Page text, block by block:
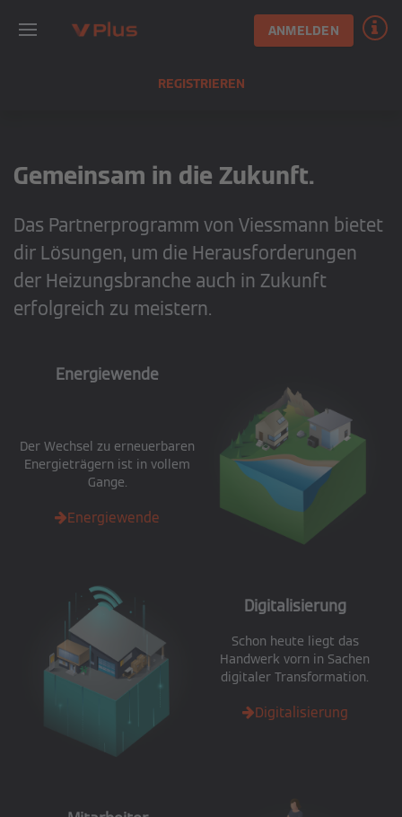
ANMELDEN
REGISTRIEREN
Gemeinsam in die Zukunft.
Das Partnerprogramm von Viessmann bietet
dir Lösungen, um die Herausforderungen
der Heizungsbranche auch in Zukunft
erfolgreich zu meistern.
Energiewende
Der Wechsel zu erneuerbaren
Energieträgern ist in vollem
Gange.
Energiewende
Digitalisierung
Schon heute liegt das
Handwerk vorn in Sachen
digitaler Transformation.
Digitalisierung